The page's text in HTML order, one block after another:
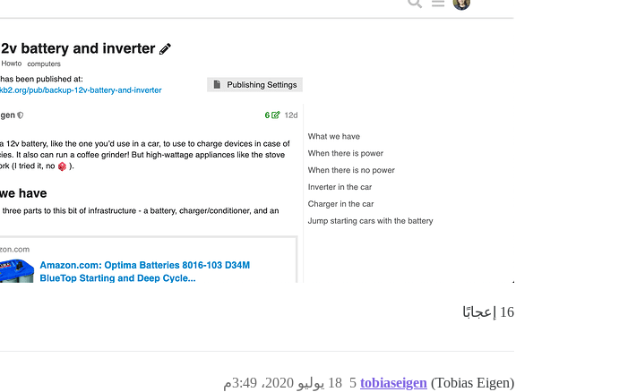
16 إعجابًا
tobiaseigen (Tobias Eigen) 18 يوليو 2020، 3:49م 5